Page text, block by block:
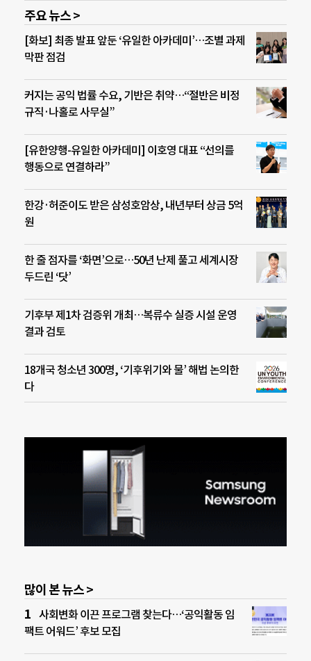
주요 뉴스 >
[화보] 최종 발표 앞둔 ‘유일한 아카데미’…조별 과제
막판 점검
커지는 공익 법률 수요, 기반은 취약…“절반은 비정
규직·나홀로 사무실”
[유한양행-유일한 아카데미] 이호영 대표 “선의를
행동으로 연결하라”
한강·허준이도 받은 삼성호암상, 내년부터 상금 5억
원
한 줄 점자를 ‘화면’으로…50년 난제 풀고 세계시장
두드린 ‘닷’
기후부 제1차 검증위 개최…복류수 실증 시설 운영
결과 검토
18개국 청소년 300명, ‘기후위기와 물’ 해법 논의한
다
많이 본 뉴스 >
사회변화 이끈 프로그램 찾는다…‘공익활동 임
팩트 어워드’ 후보 모집